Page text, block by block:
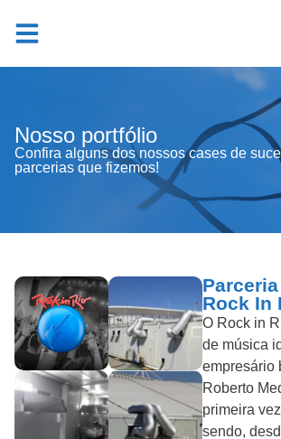
Nosso portfólio
Confira alguns dos nossos cases de
parcerias que fizemos!
Rock In
O Rock in
de música
empresário
Roberto
primeira
sendo,